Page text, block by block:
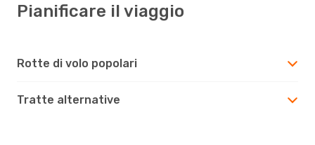
Pianificare il viaggio
Rotte di volo popolari
Tratte alternative